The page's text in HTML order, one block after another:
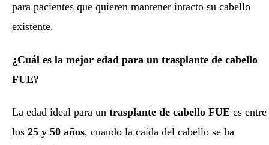
para pacientes que quieren mantener intacto su cabello
existente.
¿Cuál es la mejor edad para un trasplante de cabello
FUE?
La edad ideal para un trasplante de cabello FUE es entre
los 25 y 50 años, cuando la caída del cabello se ha